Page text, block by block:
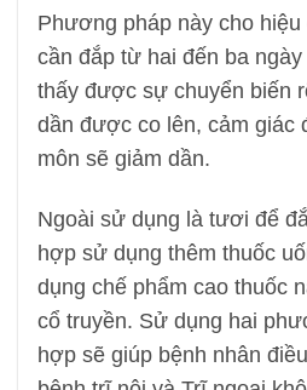
Phương pháp này cho
cần đắp từ hai đến ba
thấy được sự chuyển biến
dần được co lên, cảm giác
môn sẽ giảm dần.
Ngoài sử dụng là tươi để
hợp sử dụng thêm thuốc
dụng chế phẩm cao thuốc
cổ truyền. Sử dụng hai
hợp sẽ giúp bệnh nhân